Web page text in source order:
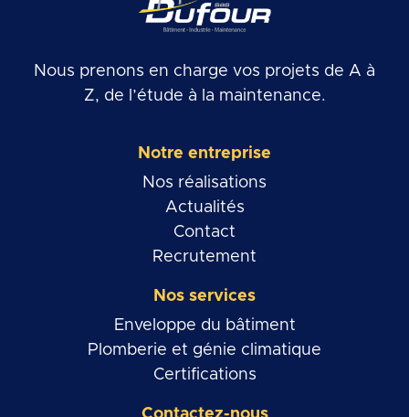
Nous prenons en charge vos projets de A à
Z, de l’étude à la maintenance.
Notre entreprise
Nos réalisations
Actualités
Contact
Recrutement
Nos services
Enveloppe du bâtiment
Plomberie et génie climatique
Certifications